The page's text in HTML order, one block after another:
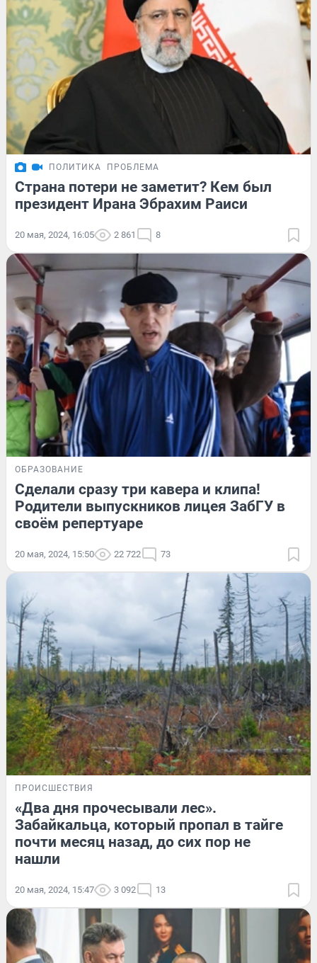
ПОЛИТИКА ПРОБЛЕМА
Страна потери не заметит? Кем был
президент Ирана Эбрахим Раиси
20 мая, 2024, 16:05 2 861 8
ОБРАЗОВАНИЕ
Сделали сразу три кавера и клипа!
Родители выпускников лицея ЗабГУ в
своём репертуаре
20 мая, 2024, 15:50 22 722 73
ПРОИСШЕСТВИЯ
«Два дня прочесывали лес».
Забайкальца, который пропал в тайге
почти месяц назад, до сих пор не
нашли
20 мая, 2024, 15:47 3 092 13